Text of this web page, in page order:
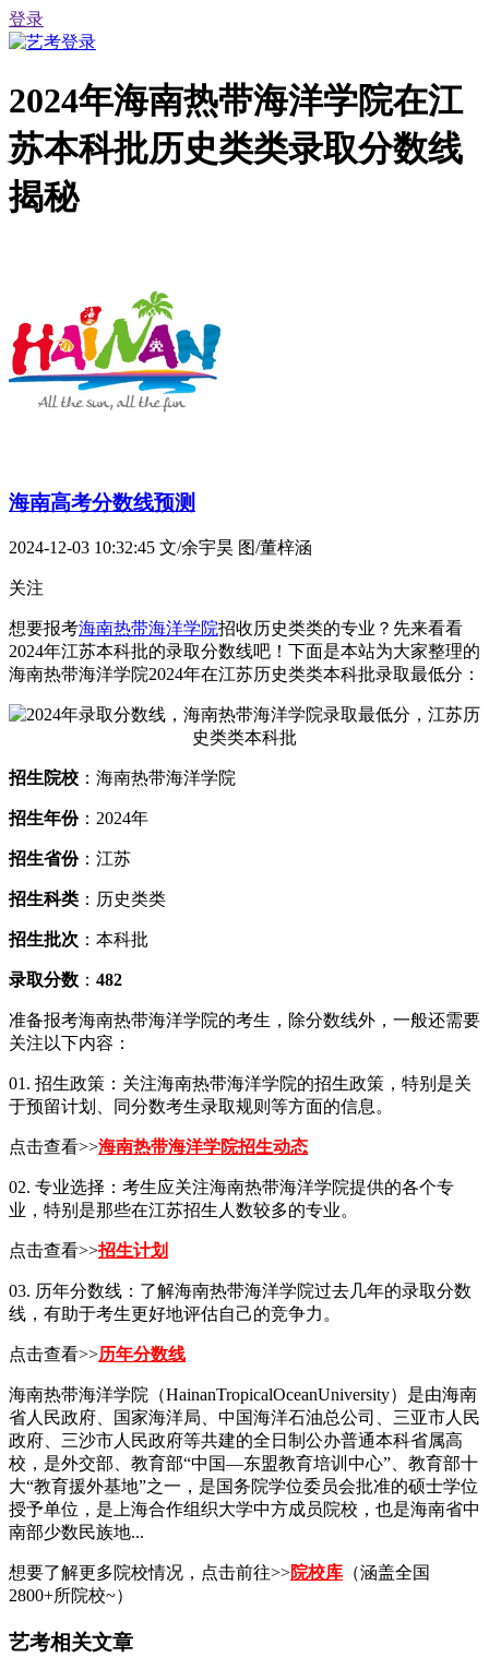
登录
2024年海南热带海洋学院在江
苏本科批历史类类录取分数线
揭秘
海南高考分数线预测
2024-12-03 10:32:45 文/余宇昊 图/董梓涵
关注
想要报考海南热带海洋学院招收历史类类的专业？先来看看
2024年江苏本科批的录取分数线吧！下面是本站为大家整理的
海南热带海洋学院2024年在江苏历史类类本科批录取最低分：
招生院校 ：海南热带海洋学院
招生年份：2024年
招生省份：江苏
招生科类 ：历史类类
招生批次 ：本科批
录取分数 ： 482
准备报考海南热带海洋学院的考生，除分数线外，一般还需要
关注以下内容：
01. 招生政策：关注海南热带海洋学院的招生政策，特别是关
于预留计划、同分数考生录取规则等方面的信息。
点击查看>>海南热带海洋学院招生动态
02. 专业选择：考生应关注海南热带海洋学院提供的各个专
业，特别是那些在江苏招生人数较多的专业。
点击查看>>招生计划
03. 历年分数线：了解海南热带海洋学院过去几年的录取分数
线，有助于考生更好地评估自己的竞争力。
点击查看>>历年分数线
海南热带海洋学院（HainanTropicalOceanUniversity）是由海南
省人民政府、国家海洋局、中国海洋石油总公司、三亚市人民
政府、三沙市人民政府等共建的全日制公办普通本科省属高
校，是外交部、教育部“中国—东盟教育培训中心”、教育部十
大“教育援外基地”之一，是国务院学位委员会批准的硕士学位
授予单位，是上海合作组织大学中方成员院校，也是海南省中
南部少数民族地...
想要了解更多院校情况，点击前往>>院校库 （涵盖全国
2800+所院校~）
艺考相关文章